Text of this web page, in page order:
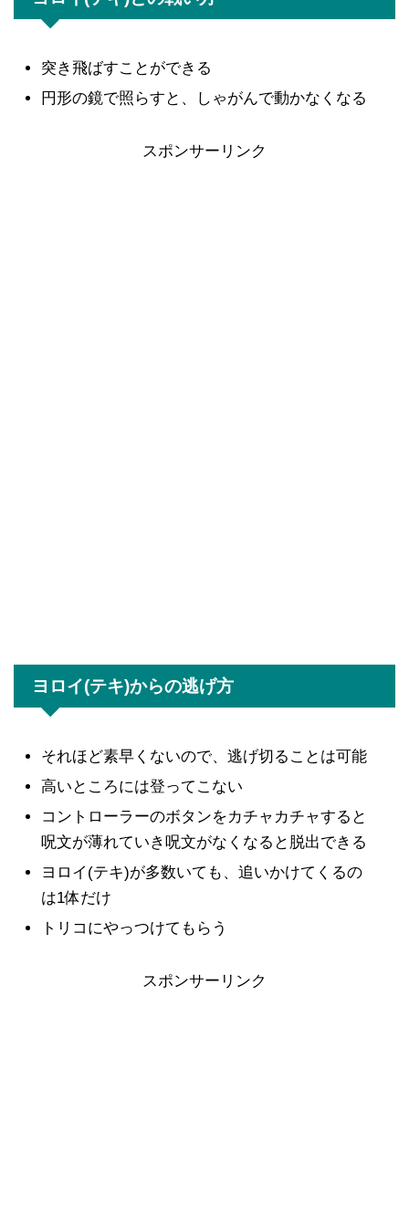
突き飛ばすことができる
円形の鏡で照らすと、しゃがんで動かなくなる
スポンサーリンク
ヨロイ(テキ)からの逃げ方
それほど素早くないので、逃げ切ることは可能
高いところには登ってこない
コントローラーのボタンをカチャカチャすると
呪文が薄れていき呪文がなくなると脱出できる
ヨロイ(テキ)が多数いても、追いかけてくるの
は1体だけ
トリコにやっつけてもらう
スポンサーリンク